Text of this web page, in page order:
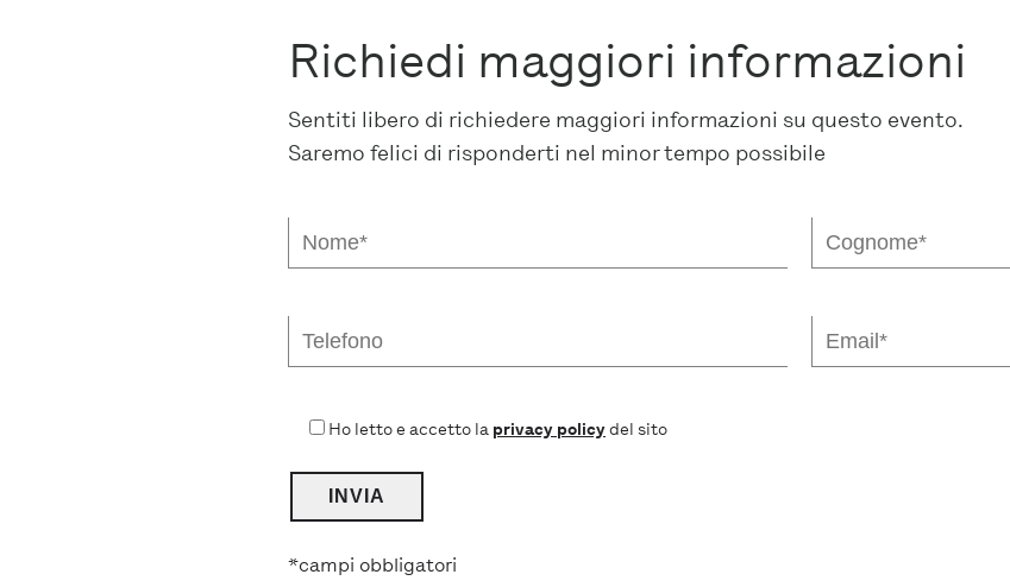
Richiedi maggiori informazioni
Sentiti libero di richiedere maggiori informazioni su questo evento.
Saremo felici di risponderti nel minor tempo possibile
Ho letto e accetto la privacy policydel sito
*campi obbligatori